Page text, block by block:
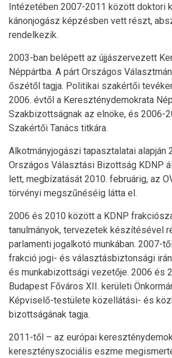
Intézetében 2007-2011 között doktori
kánonjogász képzésben vett részt,
rendelkezik.
2003-ban belépett az újjászervezett
Néppártba. A párt Országos
őszétől tagja. Politikai szakértői
2006. évtől a Kereszténydemokrata
Szakbizottságnak az elnöke, és 2006-
Szakértői Tanács titkára.
Alkotmányjogászi tapasztalatai alapján
Országos Választási Bizottság KDNP
lett, megbízatását 2010. februárig, az
törvényi megszűnéséig látta el.
2006 és 2010 között a KDNP
tanulmányok, tervezetek készítésével
parlamenti jogalkotó munkában. 2007-
frakció jogi- és választásbiztonsági
és munkabizottsági vezetője. 2006 és
Budapest Főváros XII. kerületi
Képviselő-testülete közellátási- és
bizottságának tagja.
2011-től – az európai
keresztényszociális eszme